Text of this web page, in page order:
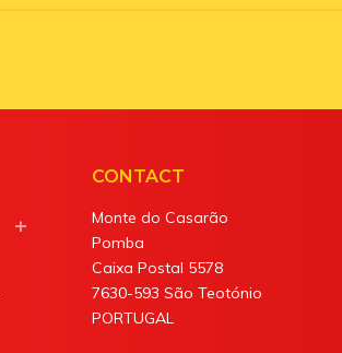
CONTACT
Monte do Casarão
Pomba
Caixa Postal 5578
7630-593 São Teotónio
PORTUGAL